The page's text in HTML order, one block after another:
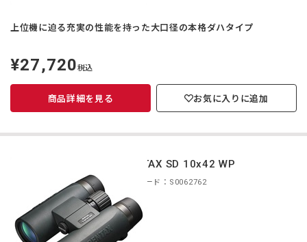
上位機に迫る充実の性能を持った大口径の本格ダハタイプ
定
価
¥27,720税込
商品詳細を見る お気に入りに追加
PENTAX SD 10x42 WP
商品コード：S0062762